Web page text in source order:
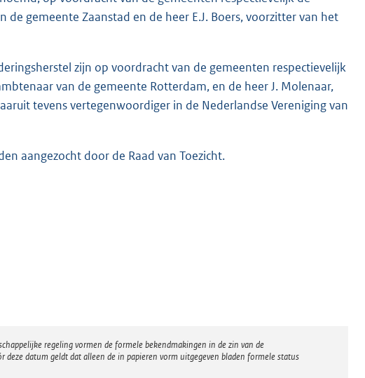
de gemeente Zaanstad en de heer E.J. Boers, voorzitter van het
zijn op voordracht van de gemeenten respectievelijk
van de gemeente Rotterdam, en de heer J. Molenaar,
tevens vertegenwoordiger in de Nederlandse Vereniging van
aangezocht door de Raad van Toezicht.
regeling vormen de formele bekendmakingen in de zin van de
datum geldt dat alleen de in papieren vorm uitgegeven bladen formele status